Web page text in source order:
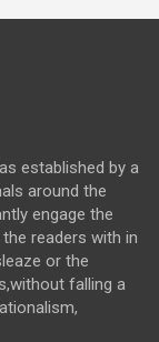
established by a
around the
engage the
readers with in
or the
falling a